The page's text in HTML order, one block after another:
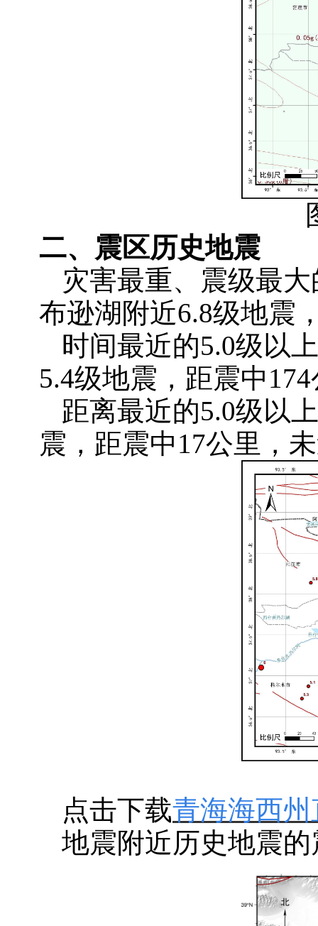
二、 震区历史地震
灾害最重、震级最大
布逊湖附近6.8级地震
时间最近的5.0级以
5.4级地震，距震中
距离最近的5.0级以
震，距震中17公里，
点击下载青海海西
地震附近历史地震